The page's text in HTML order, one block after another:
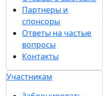
Партнеры и
спонсоры
Ответы на частые
вопросы
Контакты
Участникам